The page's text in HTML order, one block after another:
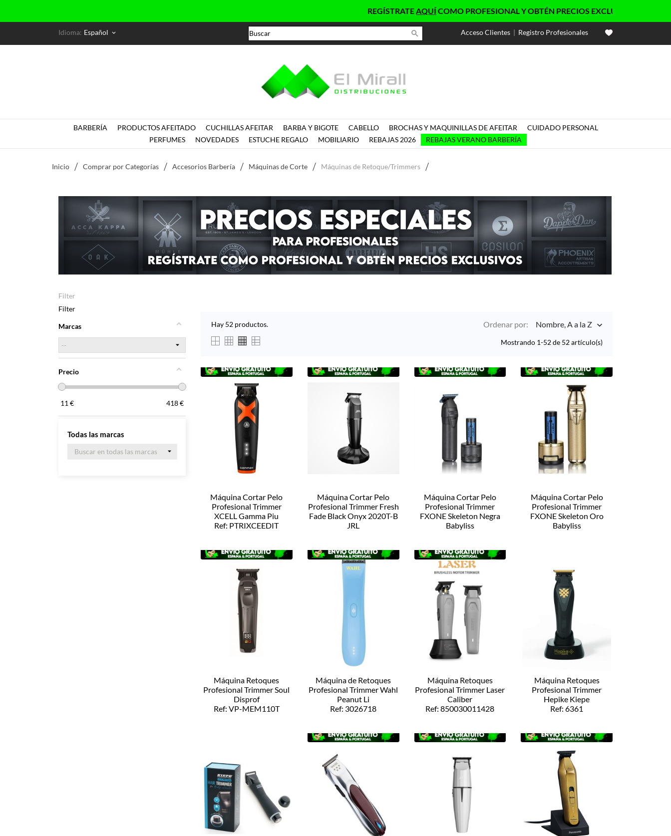
REGÍSTRATEAQUÍCOMO PROFESIONAL Y OBTÉN PRECIOS EXCLUSIVOS
Idioma: Español keyboard_arrow_down  Acceso Clientes | Registro Profesionales
BARBERÍA PRODUCTOS AFEITADO CUCHILLAS AFEITAR BARBA Y BIGOTE CABELLO BROCHAS Y MAQUINILLAS DE AFEITAR
CUIDADO PERSONAL
PERFUMES
NOVEDADES ESTUCHE REGALO MOBILIARIO REBAJAS 2026 REBAJAS VERANO BARBERÍA
Inicio Comprar por Categorías Accesorios Barbería Máquinas de Corte Máquinas de Retoque/Trimmers
Filter
Filter
Marcas
Precio
11 € 418€
Todas las marcas
Hay 52 productos. Ordenar por: Nombre, A a la Z 
Mostrando 1-52 de 52 artículo(s)
Máquina Cortar Pelo
Profesional Trimmer
XCELL Gamma Piu
Ref: PTRIXCEEDIT
Máquina Cortar Pelo
Profesional Trimmer Fresh
Fade Black Onyx 2020T-B
JRL
Máquina Cortar Pelo
Profesional Trimmer
FXONE Skeleton Negra
Babyliss
Máquina Cortar Pelo
Profesional Trimmer
FXONE Skeleton Oro
Babyliss
Máquina Retoques
Profesional Trimmer Soul
Disprof
Ref: VP-MEM110T
Máquina de Retoques
Profesional Trimmer Wahl
Peanut Li
Ref: 3026718
Máquina Retoques
Profesional Trimmer Laser
Caliber
Ref: 850030011428
Máquina Retoques
Profesional Trimmer
Hepike Kiepe
Ref: 6361